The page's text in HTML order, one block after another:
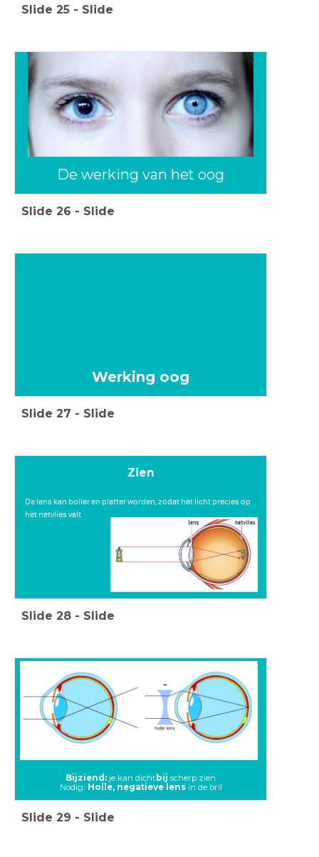
Slide 25 - Slide
De werking van het oog
Slide 26 - Slide
Werking oog
Slide 27 - Slide
Zien
De lens kan boller en platter worden, zodat het licht precies op
het netvlies valt
Slide 28 - Slide
Bijziend: je kan dicht bij scherp zien
Nodig: Holle, negatieve lensin de bril
Slide 29 - Slide